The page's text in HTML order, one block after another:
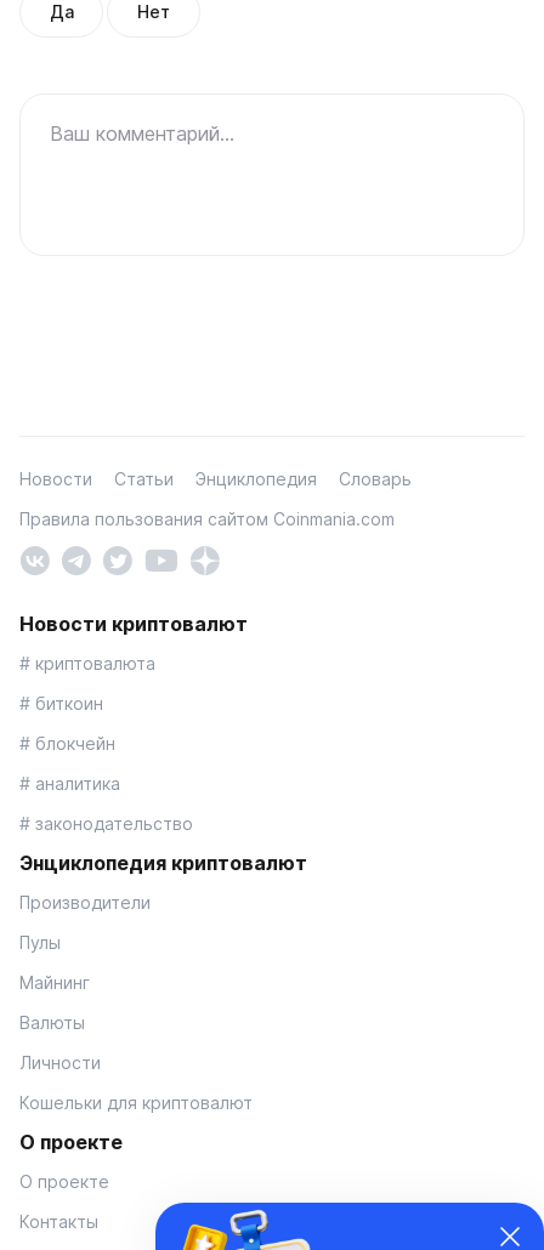
Да Нет
Ваш комментарий...
Новости Статьи Энциклопедия
Словарь
Правила пользования сайтом Coinmania.com
Новости криптовалют
# криптовалюта
# биткоин
# блокчейн
# аналитика
# законодательство
Энциклопедия криптовалют
Производители
Пулы
Майнинг
Валюты
Личности
Кошельки для криптовалют
О проекте
О проекте
Контакты